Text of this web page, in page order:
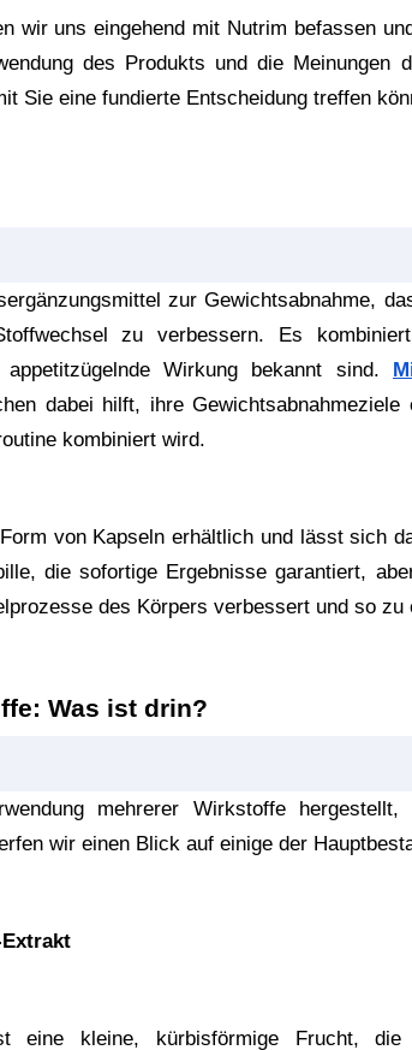
wir uns eingehend mit Nutrim befassen
des Produkts und die Meinungen
Sie eine fundierte Entscheidung treffen
zur Gewichtsabnahme,
zu verbessern. Es
appetitzügelnde Wirkung bekannt sind.
dabei hilft, ihre
kombiniert wird.
von Kapseln erhältlich und lässt sich
die sofortige Ergebnisse garantiert,
des Körpers verbessert und so
Was ist drin?
wir einen Blick auf einige der
eine kleine, kürbisförmige Frucht,